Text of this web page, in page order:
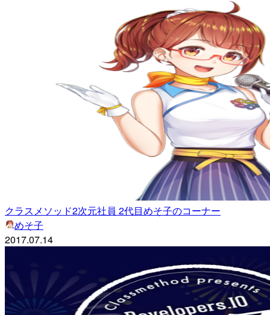
クラスメソッド2次元社員 2代目めそ子のコーナー
めそ子
2017.07.14